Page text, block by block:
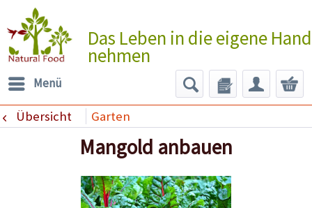
Das Leben in die eigene Hand
nehmen
Menü
Übersicht Garten
Mangold anbauen